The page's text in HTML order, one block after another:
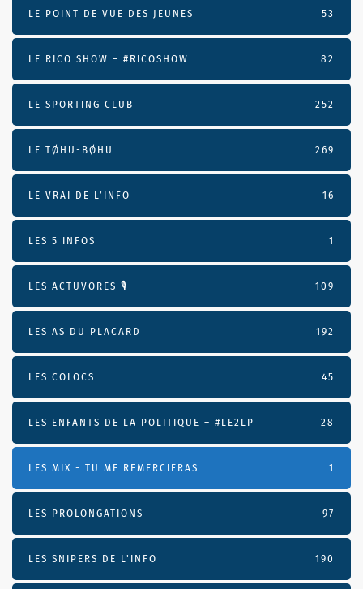
LE POINT DE VUE DES JEUNES 53
LE RICO SHOW – #RICOSHOW 82
LE SPORTING CLUB 252
LE TØHU-BØHU 269
LE VRAI DE L’INFO 16
LES 5 INFOS 1
LES ACTUVORES 🎙 109
LES AS DU PLACARD 192
LES COLOCS 45
LES ENFANTS DE LA POLITIQUE – #LE2LP 28
LES MIX - TU ME REMERCIERAS 1
LES PROLONGATIONS 97
LES SNIPERS DE L’INFO 190